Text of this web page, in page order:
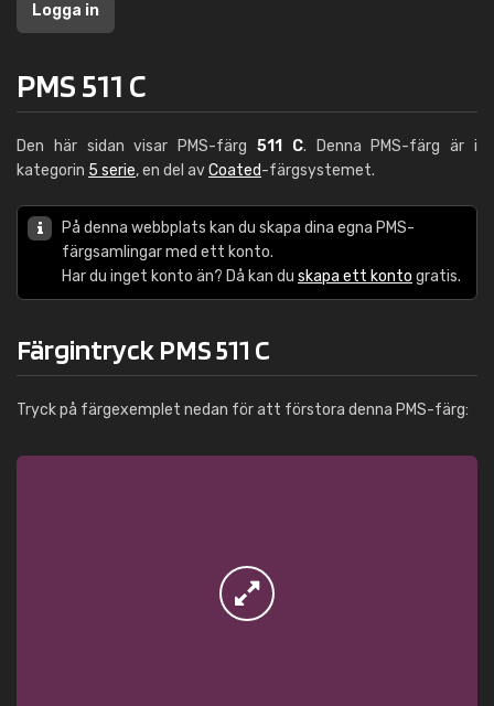
Logga in
PMS 511 C
Den här sidan visar PMS-färg 511 C. Denna PMS-färg är i
kategorin 5 serie, en del avCoated-färgsystemet.
På denna webbplats kan du skapa dina egna PMS-
färgsamlingar med ett konto.
Har du inget konto än? Då kan du skapa ett konto gratis.
Färgintryck PMS 511 C
Tryck på färgexemplet nedan för att förstora denna PMS-färg: